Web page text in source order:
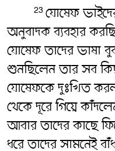
23 যোষেফ
অনুবাদক ব্যবহার
যোষেফ তাদের ভাষা
শুনছিলেন তার সব
যোষেফকে দুঃখিত
থেকে দূরে গিয়ে
আবার তাদের কাছে
ধরে তাদের সামনেই